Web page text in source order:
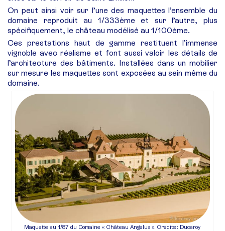
On peut ainsi voir sur l’une des maquettes l’ensemble du
domaine reproduit au 1/333ème et sur l’autre, plus
spécifiquement, le château modélisé au 1/100ème.
Ces prestations haut de gamme restituent l’immense
vignoble avec réalisme et font aussi valoir les détails de
l’architecture des bâtiments. Installées dans un mobilier
sur mesure les maquettes sont exposées au sein même du
domaine.
Maquette au 1/87 du Domaine « Château Angelus ». Crédits : Ducaroy